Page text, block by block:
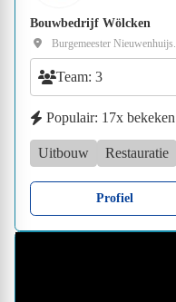
Bouwbedrijf Wölcken
Burgemeester
Team: 3
Populair: 17x
Uitbouw Restauratie
Profiel